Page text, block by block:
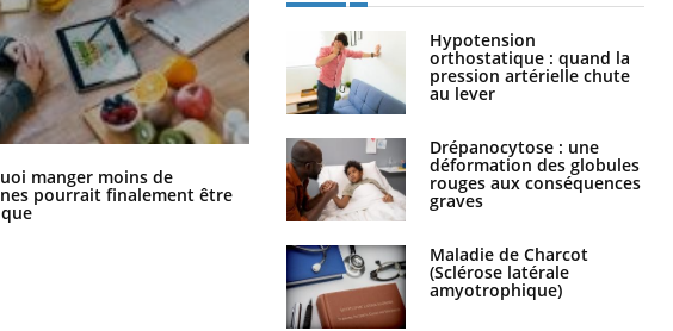
manger moins de
pourrait finalement être
Grossesse et chaleur : ce que dit la
science
Hypotension
orthostatique : quand la
pression artérielle chute
au lever
Drépanocytose : une
déformation des globules
rouges aux conséquences
graves
Maladie de Charcot
(Sclérose latérale
amyotrophique)